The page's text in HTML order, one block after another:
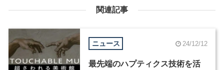
関連記事
ニュース 24/12/12
最先端のハプティクス技術を活